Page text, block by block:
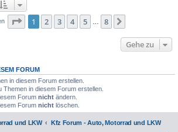
Seite 1von
1 2 3 4 5 8
Gehe zu
FORUM
in diesem Forum erstellen.
Themen in diesem Forum erstellen.
Forum nicht ändern.
Forum nicht löschen.
und LKW Kfz Forum - Auto, Motorrad und LKW